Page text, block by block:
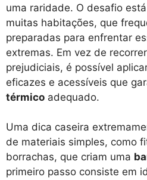
uma raridade. O desafio
muitas habitações, que
preparadas para enfrentar
extremas. Em vez de
prejudiciais, é possível
eficazes e acessíveis que
térmico adequado.
Uma dica caseira
de materiais simples, como
borrachas, que criam uma
primeiro passo consiste em